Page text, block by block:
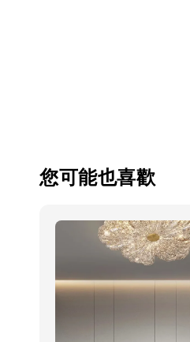
您可能也喜歡